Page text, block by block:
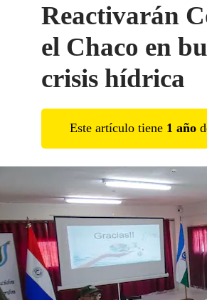
Reactivarán
el Chaco en
crisis hídrica
Este artículo tiene 1 año